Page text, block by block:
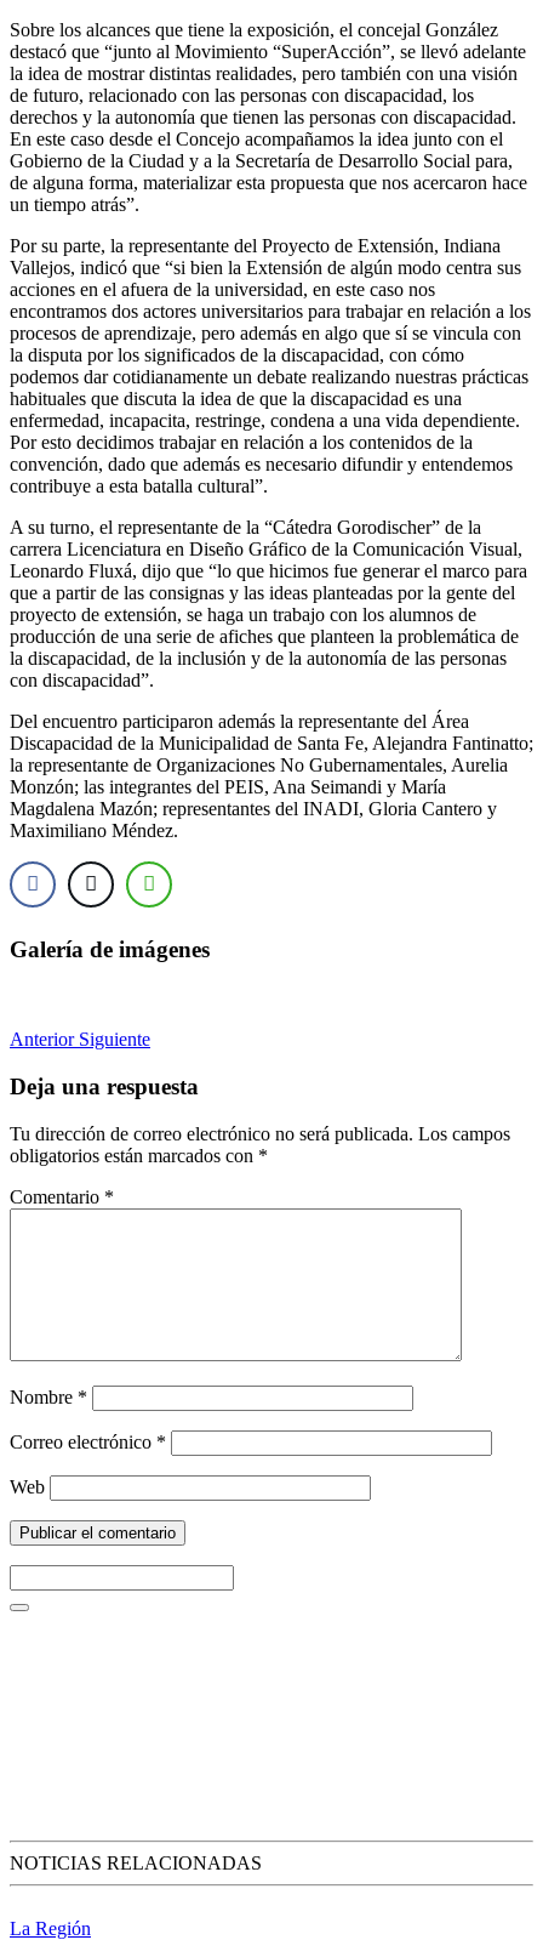
Sobre los alcances que tiene la exposición, el concejal González
destacó que “junto al Movimiento “SuperAcción”, se llevó adelante
la idea de mostrar distintas realidades, pero también con una visión
de futuro, relacionado con las personas con discapacidad, los
derechos y la autonomía que tienen las personas con discapacidad.
En este caso desde el Concejo acompañamos la idea junto con el
Gobierno de la Ciudad y a la Secretaría de Desarrollo Social para,
de alguna forma, materializar esta propuesta que nos acercaron hace
un tiempo atrás”.
Por su parte, la representante del Proyecto de Extensión, Indiana
Vallejos, indicó que “si bien la Extensión de algún modo centra sus
acciones en el afuera de la universidad, en este caso nos
encontramos dos actores universitarios para trabajar en relación a los
procesos de aprendizaje, pero además en algo que sí se vincula con
la disputa por los significados de la discapacidad, con cómo
podemos dar cotidianamente un debate realizando nuestras prácticas
habituales que discuta la idea de que la discapacidad es una
enfermedad, incapacita, restringe, condena a una vida dependiente.
Por esto decidimos trabajar en relación a los contenidos de la
convención, dado que además es necesario difundir y entendemos
contribuye a esta batalla cultural”.
A su turno, el representante de la “Cátedra Gorodischer” de la
carrera Licenciatura en Diseño Gráfico de la Comunicación Visual,
Leonardo Fluxá, dijo que “lo que hicimos fue generar el marco para
que a partir de las consignas y las ideas planteadas por la gente del
proyecto de extensión, se haga un trabajo con los alumnos de
producción de una serie de afiches que planteen la problemática de
la discapacidad, de la inclusión y de la autonomía de las personas
con discapacidad”.
Del encuentro participaron además la representante del Área
Discapacidad de la Municipalidad de Santa Fe, Alejandra Fantinatto;
la representante de Organizaciones No Gubernamentales, Aurelia
Monzón; las integrantes del PEIS, Ana Seimandi y María
Magdalena Mazón; representantes del INADI, Gloria Cantero y
Maximiliano Méndez.
Galería de imágenes
Anterior Siguiente
Deja una respuesta
Tu dirección de correo electrónico no será publicada. Los campos
obligatorios están marcados con *
Comentario *
Nombre *
Correo electrónico *
Web
NOTICIAS RELACIONADAS
La Región